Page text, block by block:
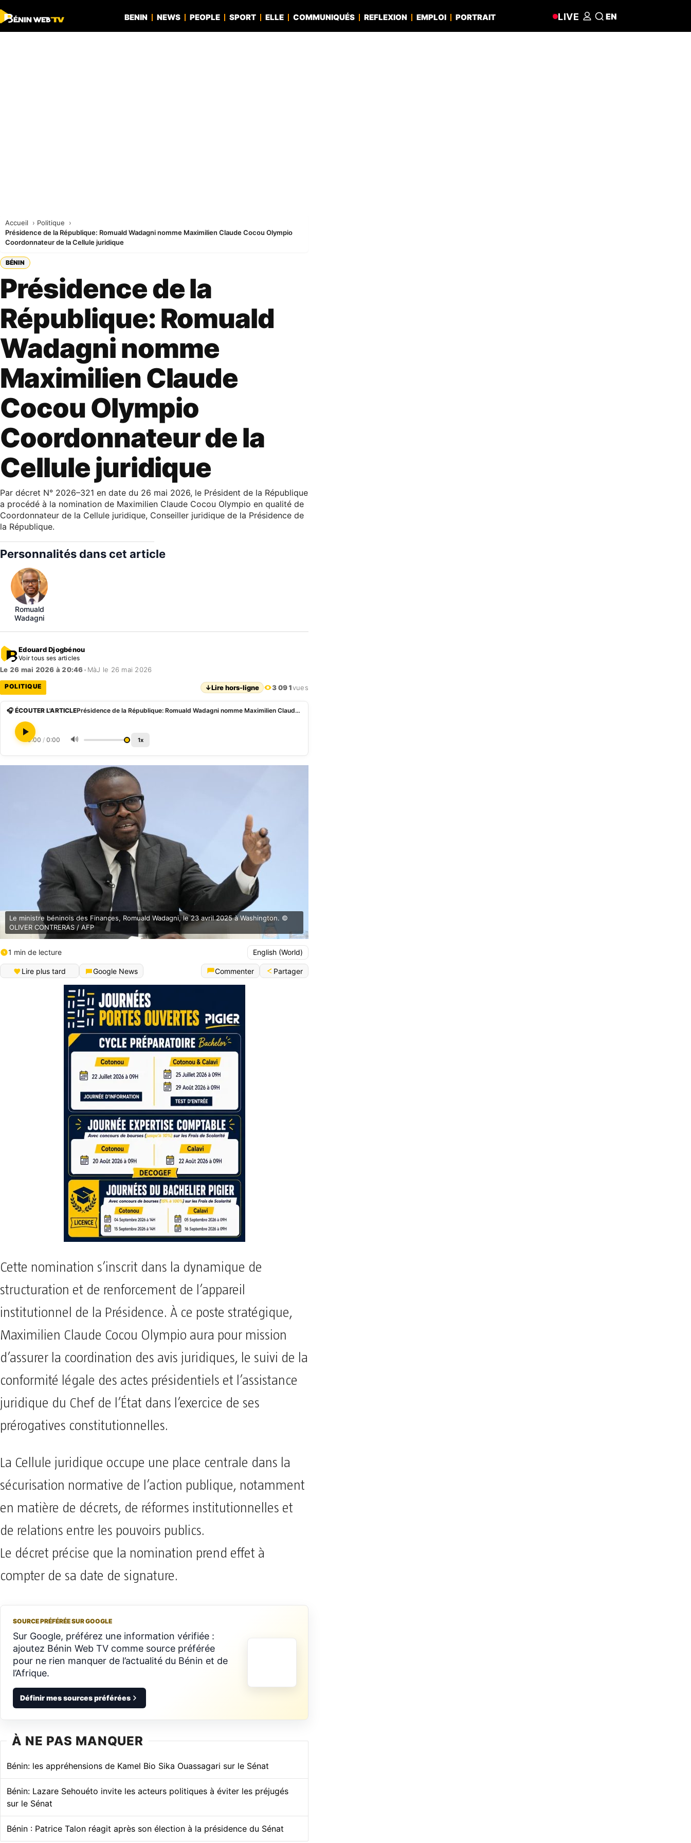
BENIN NEWS PEOPLE SPORT ELLE COMMUNIQUÉS REFLEXION EMPLOI PORTRAIT LIVE EN
Accueil
Politique
Présidence de la République: Romuald Wadagni nomme Maximilien Claude Cocou Olympio
Coordonnateur de la Cellule juridique
BÉNIN
Présidence de la
République: Romuald
Wadagni nomme
Maximilien Claude
Cocou Olympio
Coordonnateur de la
Cellule juridique
Par décret N° 2026–321 en date du 26 mai 2026, le Président de la République
a procédé à la nomination de Maximilien Claude Cocou Olympio en qualité de
Coordonnateur de la Cellule juridique, Conseiller juridique de la Présidence de
la République.
Personnalités dans cet article
Romuald
Wadagni
Edouard Djogbénou
Voir tous ses articles
Le 26 mai 2026 à 20:46• MàJ le 26 mai 2026
POLITIQUE ↓Lire hors-ligne 3 091vues
🎧 ÉCOUTER L'ARTICLE Présidence de la République: Romuald Wadagni nomme Maximilien Claude Cocou Olympio Coordonnateur de la Cellule juridique
0:00 / 0:00 🔊 1x
Le ministre béninois des Finances, Romuald Wadagni, le 23 avril 2025 à Washington. ©
OLIVER CONTRERAS / AFP
1 min de lecture English (World)
Lire plus tard Google News Commenter Partager
Cette nomination s’inscrit dans la dynamique de
structuration et de renforcement de l’appareil
institutionnel de la Présidence. À ce poste stratégique,
Maximilien Claude Cocou Olympio aura pour mission
d’assurer la coordination des avis juridiques, le suivi de la
conformité légale des actes présidentiels et l’assistance
juridique du Chef de l’État dans l’exercice de ses
prérogatives constitutionnelles.
La Cellule juridique occupe une place centrale dans la
sécurisation normative de l’action publique, notamment
en matière de décrets, de réformes institutionnelles et
de relations entre les pouvoirs publics.
Le décret précise que la nomination prend effet à
compter de sa date de signature.
SOURCE PRÉFÉRÉE SUR GOOGLE
Sur Google, préférez une information vérifiée :
ajoutez Bénin Web TV comme source préférée
pour ne rien manquer de l’actualité du Bénin et de
l’Afrique.
Définir mes sources préférées
À NE PAS MANQUER
Bénin: les appréhensions de Kamel Bio Sika Ouassagari sur le Sénat
Bénin: Lazare Sehouéto invite les acteurs politiques à éviter les préjugés
sur le Sénat
Bénin : Patrice Talon réagit après son élection à la présidence du Sénat